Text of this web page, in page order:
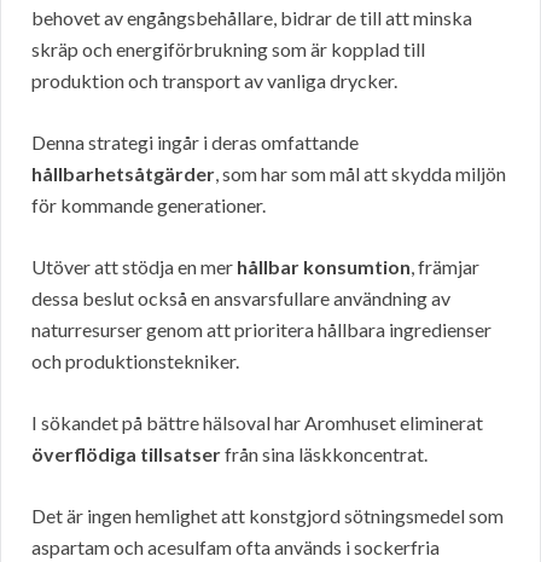
behovet av engångsbehållare, bidrar de till att minska
skräp och energiförbrukning som är kopplad till
produktion och transport av vanliga drycker.
Denna strategi ingår i deras omfattande
hållbarhetsåtgärder, som har som mål att skydda miljön
för kommande generationer.
Utöver att stödja en mer hållbar konsumtion, främjar
dessa beslut också en ansvarsfullare användning av
naturresurser genom att prioritera hållbara ingredienser
och produktionstekniker.
I sökandet på bättre hälsoval har Aromhuset eliminerat
överflödiga tillsatserfrån sina läskkoncentrat.
Det är ingen hemlighet att konstgjord sötningsmedel som
aspartam och acesulfam ofta används i sockerfria